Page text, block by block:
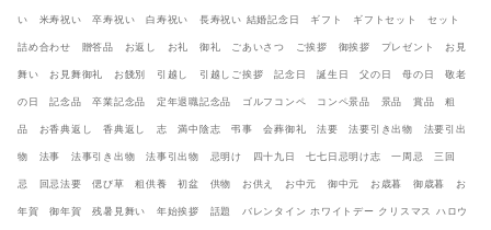
い 米寿祝い 卒寿祝い 白寿祝い 長寿祝い 結婚記念日 ギフト ギフトセット セット
詰め合わせ 贈答品 お返し お礼 御礼 ごあいさつ ご挨拶 御挨拶 プレゼント お見
舞い お見舞御礼 お餞別 引越し 引越しご挨拶 記念日 誕生日 父の日 母の日 敬老
の日 記念品 卒業記念品 定年退職記念品 ゴルフコンペ コンペ景品 景品 賞品 粗
品 お香典返し 香典返し 志 満中陰志 弔事 会葬御礼 法要 法要引き出物 法要引出
物 法事 法事引き出物 法事引出物 忌明け 四十九日 七七日忌明け志 一周忌 三回
忌 回忌法要 偲び草 粗供養 初盆 供物 お供え お中元 御中元 お歳暮 御歳暮 お
年賀 御年賀 残暑見舞い 年始挨拶 話題 バレンタイン ホワイトデー クリスマス ハロウ